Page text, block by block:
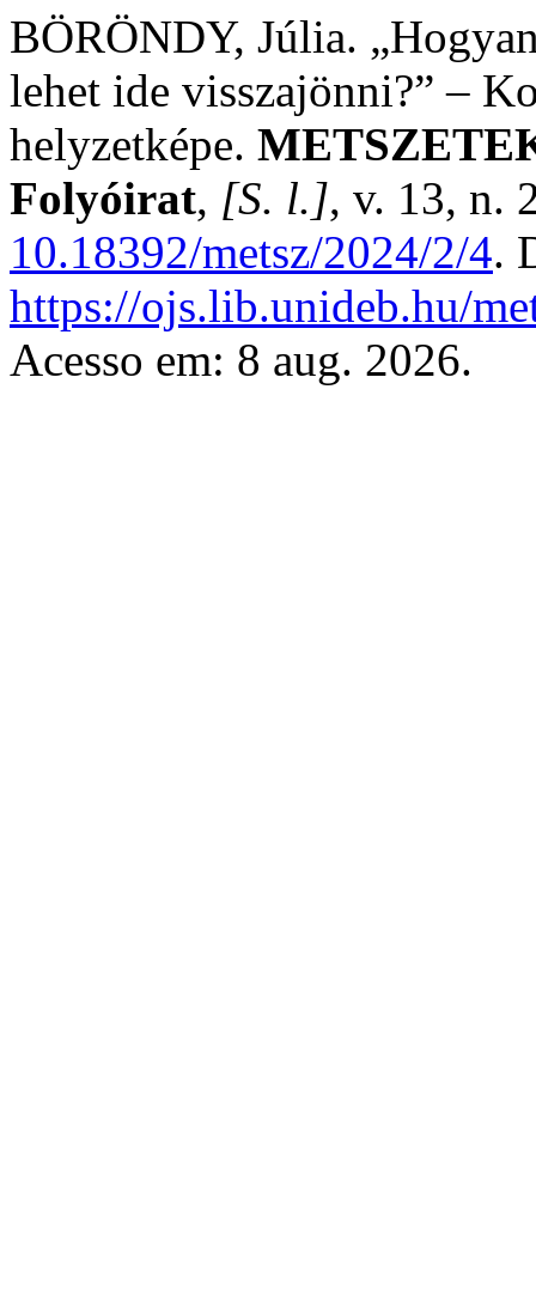
BÖRÖNDY, Júlia.
lehet ide visszajönni?” –
helyzetképe.
Folyóirat, [S. l.], v. 13, n.
10.18392/metsz/2024/2/4.
https://ojs.lib.unideb.hu/
Acesso em: 8 aug. 2026.